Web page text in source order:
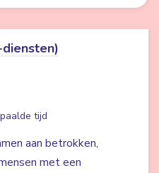
tijd
aan betrokken,
met een